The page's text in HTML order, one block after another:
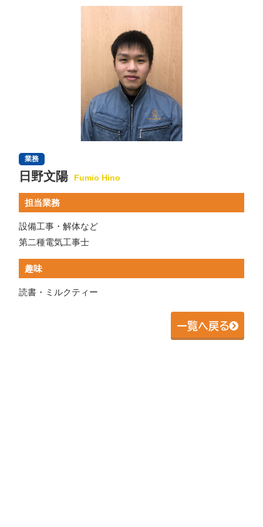
業務
日野文陽 Fumio Hino
担当業務
設備工事・解体など
第二種電気工事士
趣味
読書・ミルクティー
一覧へ戻る